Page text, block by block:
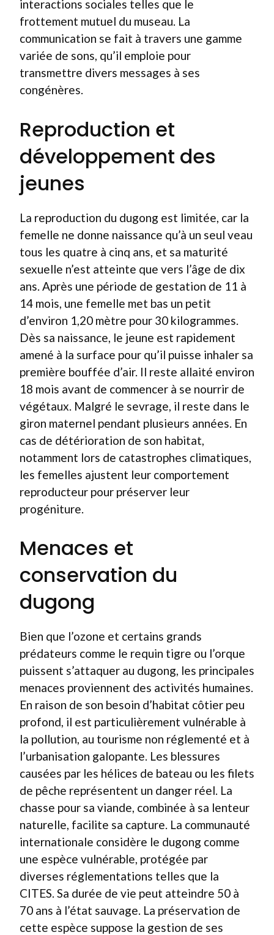
interactions sociales telles que le
frottement mutuel du museau. La
communication se fait à travers une gamme
variée de sons, qu’il emploie pour
transmettre divers messages à ses
congénères.
Reproduction et
développement des
jeunes
La reproduction du dugong est limitée, car la
femelle ne donne naissance qu’à un seul veau
tous les quatre à cinq ans, et sa maturité
sexuelle n’est atteinte que vers l’âge de dix
ans. Après une période de gestation de 11 à
14 mois, une femelle met bas un petit
d’environ 1,20 mètre pour 30 kilogrammes.
Dès sa naissance, le jeune est rapidement
amené à la surface pour qu’il puisse inhaler sa
première bouffée d’air. Il reste allaité environ
18 mois avant de commencer à se nourrir de
végétaux. Malgré le sevrage, il reste dans le
giron maternel pendant plusieurs années. En
cas de détérioration de son habitat,
notamment lors de catastrophes climatiques,
les femelles ajustent leur comportement
reproducteur pour préserver leur
progéniture.
Menaces et
conservation du
dugong
Bien que l’ozone et certains grands
prédateurs comme le requin tigre ou l’orque
puissent s’attaquer au dugong, les principales
menaces proviennent des activités humaines.
En raison de son besoin d’habitat côtier peu
profond, il est particulièrement vulnérable à
la pollution, au tourisme non réglementé et à
l’urbanisation galopante. Les blessures
causées par les hélices de bateau ou les filets
de pêche représentent un danger réel. La
chasse pour sa viande, combinée à sa lenteur
naturelle, facilite sa capture. La communauté
internationale considère le dugong comme
une espèce vulnérable, protégée par
diverses réglementations telles que la
CITES. Sa durée de vie peut atteindre 50 à
70 ans à l’état sauvage. La préservation de
cette espèce suppose la gestion de ses